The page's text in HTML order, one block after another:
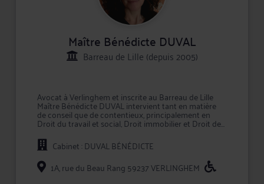
Maître Bénédicte DUVAL
Barreau de Lille (depuis 2005)
Avocat à Verlinghem et inscrite au Barreau de Lille
Maître Bénédicte DUVAL intervient tant en matière
de conseil que de contentieux, principalement en
Droit du travail et social, Droit immobilier et Droit de
la famille, des personnes et de leur patrimoine.
Maître DUVAL apporte à ses clients la compétence et
la réactivité indispensables à leur information et à la
défense de leurs intérêts, tant en conseil que lors
d'une procédure judiciaire.
Cabinet : DUVAL BÉNÉDICTE
1A, rue du Beau Rang 59237 VERLINGHEM